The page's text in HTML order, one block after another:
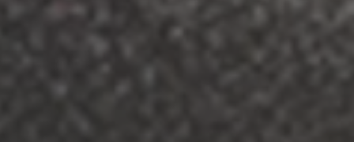
ZU ALLEN RESORTS & RETREATS